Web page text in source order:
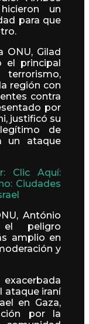
un
para que
ONU, Gilad
el principal
región con
contra
por
justificó su
de
un ataque
Clic Aquí:
Ciudades
António
el peligro
amplio en
y
ataque iraní
en Gaza,
por la